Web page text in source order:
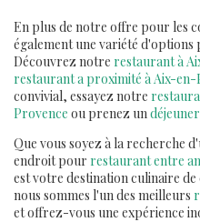
En plus de notre offre pour les
également une variété d'options
Découvrez notre restaurant à
restaurant a proximité à Aix-en-
convivial, essayez notre
Provence ou prenez un
Que vous soyez à la recherche
endroit pour restaurant entre
est votre destination culinaire
nous sommes l'un des meilleurs
et offrez-vous une expérience